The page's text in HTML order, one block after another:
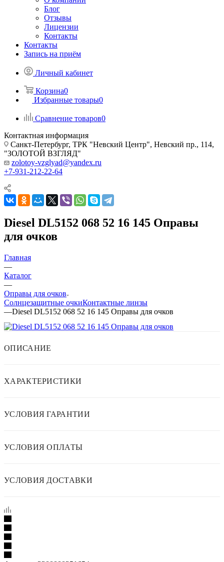
Блог
Отзывы
Лицензии
Контакты
Контакты
Запись на приём
Личный кабинет
Корзина0
Избранные товары0
Сравнение товаров0
Контактная информация
Санкт-Петербург, ТРК "Невский Центр", Невский пр., 114,
"ЗОЛОТОЙ ВЗГЛЯД"
zolotoy-vzglyad@yandex.ru
+7-931-212-22-64
Diesel DL5152 068 52 16 145 Оправы
для очков
Главная
—
Каталог
—
Оправы для очков
Солнцезащитные очкиКонтактные линзы
—Diesel DL5152 068 52 16 145 Оправы для очков
ОПИСАНИЕ
ХАРАКТЕРИСТИКИ
УСЛОВИЯ ГАРАНТИИ
УСЛОВИЯ ОПЛАТЫ
УСЛОВИЯ ДОСТАВКИ